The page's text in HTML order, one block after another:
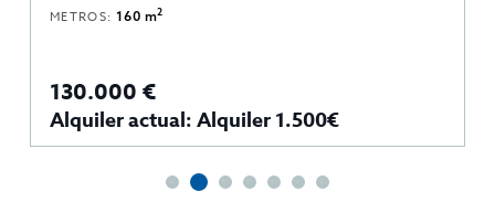
METROS:160 m2
130.000 €
Alquiler actual: Alquiler 1.500€